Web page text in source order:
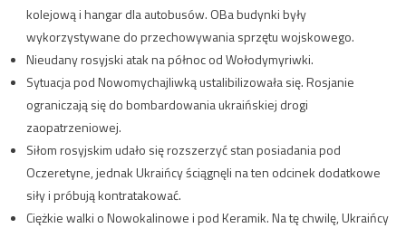
kolejową i hangar dla autobusów. OBa budynki były
wykorzystywane do przechowywania sprzętu wojskowego.
Nieudany rosyjski atak na północ od Wołodymyriwki.
Sytuacja pod Nowomychajliwką ustalibilizowała się. Rosjanie
ograniczają się do bombardowania ukraińskiej drogi
zaopatrzeniowej.
Siłom rosyjskim udało się rozszerzyć stan posiadania pod
Oczeretyne, jednak Ukraińcy ściągnęli na ten odcinek dodatkowe
siły i próbują kontratakować.
Ciężkie walki o Nowokalinowe i pod Keramik. Na tę chwilę, Ukraińcy